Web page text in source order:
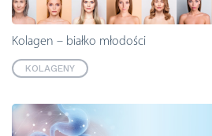
Kolagen – białko młodości
KOLAGENY